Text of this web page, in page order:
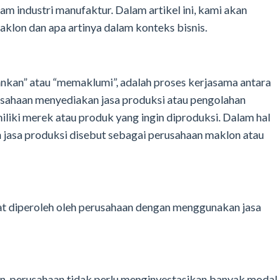
industri manufaktur. Dalam artikel ini, kami akan
dan apa artinya dalam konteks bisnis.
atau “memaklumi”, adalah proses kerjasama antara
menyediakan jasa produksi atau pengolahan
merek atau produk yang ingin diproduksi. Dalam hal
jasa produksi disebut sebagai perusahaan maklon atau
oleh perusahaan dengan menggunakan jasa